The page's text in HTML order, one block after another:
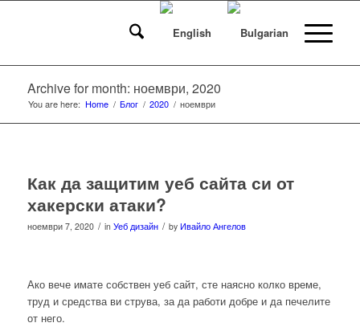
Archive for month: ноември, 2020
You are here: Home / Блог / 2020 / ноември
Как да защитим уеб сайта си от
хакерски атаки?
ноември 7, 2020 / in Уеб дизайн / by Ивайло Ангелов
Ако вече имате собствен уеб сайт, сте наясно колко време,
труд и средства ви струва, за да работи добре и да печелите
от него.